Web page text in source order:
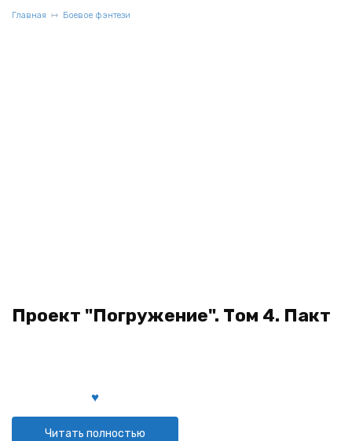
Главная Боевое фэнтези
Проект "Погружение". Том 4. Пакт
Читать полностью